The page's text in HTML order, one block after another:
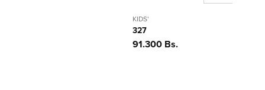
KIDS'
327
Precio
91.300 Bs.